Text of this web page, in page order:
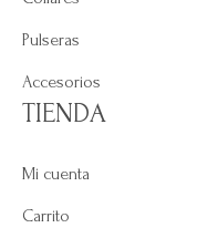
Pulseras
Accesorios
TIENDA
Mi cuenta
Carrito